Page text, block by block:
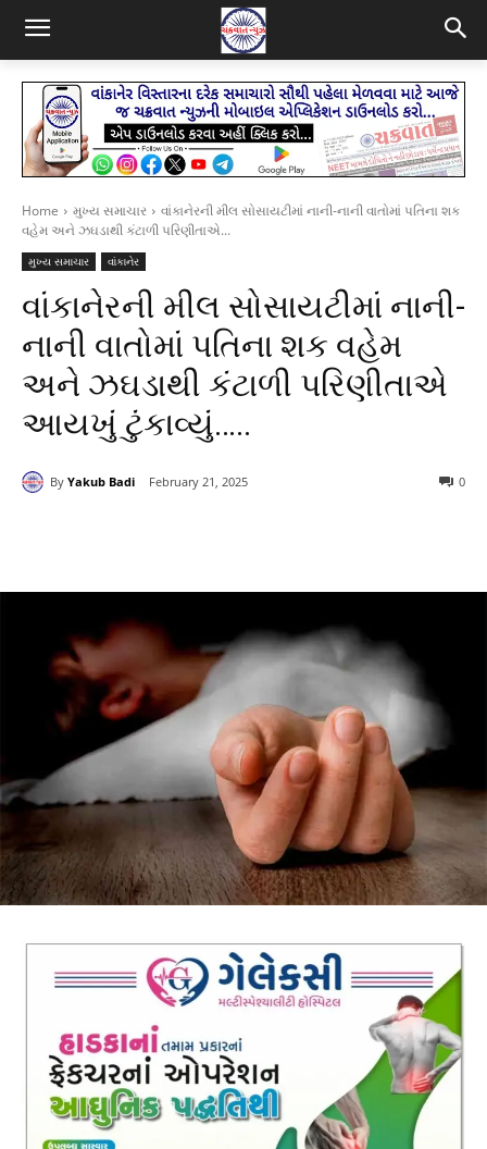
Home મુખ્ય સમાચાર
વાંકાનેરની મીલ સોસાયટીમાં નાની-નાની વાતોમાં પતિના શક
વહેમ અને ઝઘડાથી કંટાળી પરિણીતાએ...
મુખ્ય સમાચાર વાંકાનેર
વાંકાનેરની મીલ સોસાયટીમાં નાની-
નાની વાતોમાં પતિના શક વહેમ
અને ઝઘડાથી કંટાળી પરિણીતાએ
આયખું ટુંકાવ્યું…..
By Yakub Badi February 21, 2025 0